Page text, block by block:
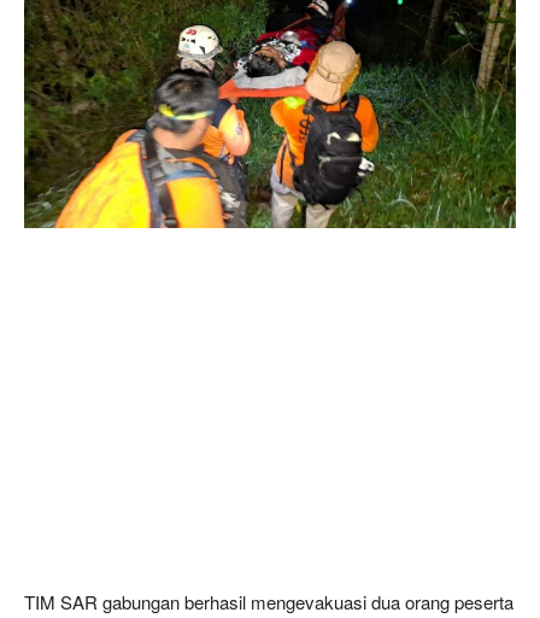
TIM SAR gabungan berhasil mengevakuasi dua orang peserta